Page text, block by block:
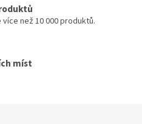
než 10 000 produktů.
míst